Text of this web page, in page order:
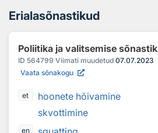
Erialasõnastikud
Poliitika ja valitsemise sõnastik
ID 564799 Viimati muudetud 07.07.2023
Vaata sõnakogu
et
hoonete hõivamine
skvottimine
en